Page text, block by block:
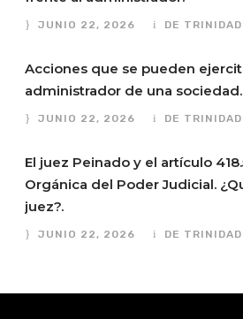
JUNIO 22, 2026 DE
Acciones que se pueden
administrador de una sociedad.
JUNIO 22, 2026 DE
El juez Peinado y el artículo
Orgánica del Poder Judicial.
juez?.
JUNIO 22, 2026 DE